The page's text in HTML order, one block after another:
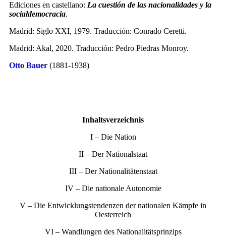
Ediciones en castellano: La cuestión de las nacionalidades y la
socialdemocracia.
Madrid: Siglo XXI, 1979. Traducción: Conrado Ceretti.
Madrid: Akal, 2020. Traducción: Pedro Piedras Monroy.
Otto Bauer (1881-1938)
Inhaltsverzeichnis
I – Die Nation
II – Der Nationalstaat
III – Der Nationalitätenstaat
IV – Die nationale Autonomie
V – Die Entwicklungstendenzen der nationalen Kämpfe in
Oesterreich
VI – Wandlungen des Nationalitätsprinzips